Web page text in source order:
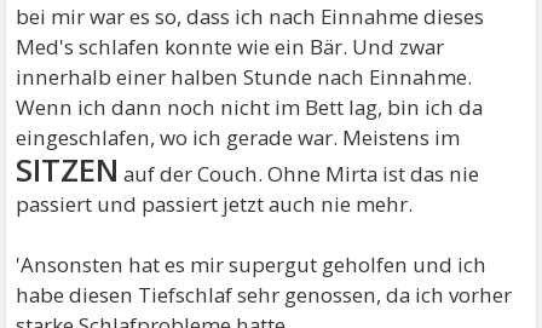
bei mir war es so, dass ich nach Einnahme dieses
Med's schlafen konnte wie ein Bär. Und zwar
innerhalb einer halben Stunde nach Einnahme.
Wenn ich dann noch nicht im Bett lag, bin ich da
eingeschlafen, wo ich gerade war. Meistens im
SITZEN auf der Couch. Ohne Mirta ist das nie
passiert und passiert jetzt auch nie mehr.
'Ansonsten hat es mir supergut geholfen und ich
habe diesen Tiefschlaf sehr genossen, da ich vorher